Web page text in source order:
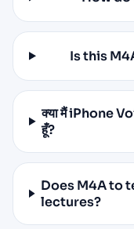
Is this
क्या मैं iPhone
हूँ?
Does M4A to
lectures?